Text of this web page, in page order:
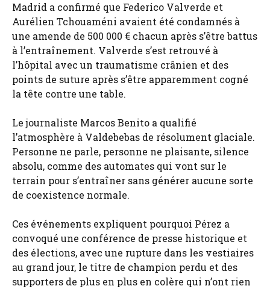
Madrid a confirmé que Federico Valverde et
Aurélien Tchouaméni avaient été condamnés à
une amende de 500 000 € chacun après s’être battus
à l’entraînement. Valverde s’est retrouvé à
l’hôpital avec un traumatisme crânien et des
points de suture après s’être apparemment cogné
la tête contre une table.
Le journaliste Marcos Benito a qualifié
l’atmosphère à Valdebebas de résolument glaciale.
Personne ne parle, personne ne plaisante, silence
absolu, comme des automates qui vont sur le
terrain pour s’entraîner sans générer aucune sorte
de coexistence normale.
Ces événements expliquent pourquoi Pérez a
convoqué une conférence de presse historique et
des élections, avec une rupture dans les vestiaires
au grand jour, le titre de champion perdu et des
supporters de plus en plus en colère qui n’ont rien